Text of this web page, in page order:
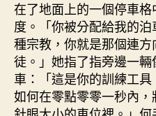
在了地面上的一個停車
度。「你被分配給我的
種宗教，你就是那個連
徒。」她指了指旁邊一
車：「這是你的訓練工
如何在零點零零一秒內